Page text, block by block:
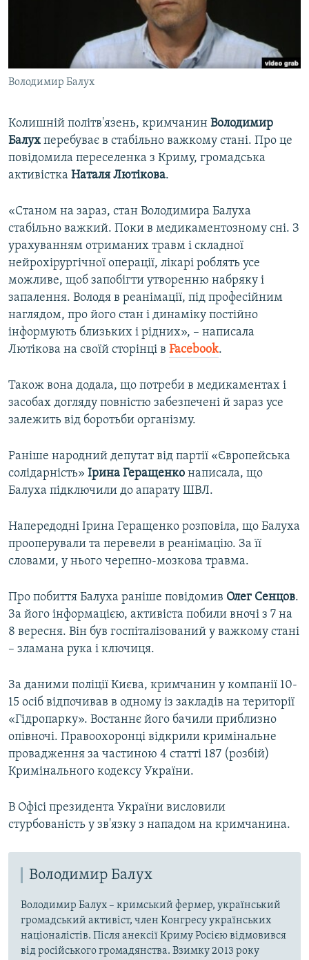
СВІДЧЕННЯ ОКУПАЦІЇ
УКРАЇНСЬКА ПРОБЛЕМА КРИМУ
ІНФОГРАФІКА
ДОЛУЧАЙСЯ!
Усі сайти RFE/RL
Володимир Балух
Колишній політв'язень, кримчанин Володимир
Балух перебуває в стабільно важкому стані. Про це
повідомила переселенка з Криму, громадська
активістка Наталя Лютікова.
«Станом на зараз, стан Володимира Балуха
стабільно важкий. Поки в медикаментозному сні. З
урахуванням отриманих травм і складної
нейрохірургічної операції, лікарі роблять усе
можливе, щоб запобігти утворенню набряку і
запалення. Володя в реанімації, під професійним
наглядом, про його стан і динаміку постійно
інформують близьких і рідних», – написала
Лютікова на своїй сторінці в Facebook.
Також вона додала, що потреби в медикаментах і
засобах догляду повністю забезпечені й зараз усе
залежить від боротьби організму.
Раніше народний депутат від партії «Європейська
солідарність» Ірина Геращенко написала, що
Балуха підключили до апарату ШВЛ.
Напередодні Ірина Геращенко розповіла, що Балуха
прооперували та перевели в реанімацію. За її
словами, у нього черепно-мозкова травма.
Про побиття Балуха раніше повідомив Олег Сенцов.
За його інформацією, активіста побили вночі з 7 на
8 вересня. Він був госпіталізований у важкому стані
– зламана рука і ключиця.
За даними поліції Києва, кримчанин у компанії 10-
15 осіб відпочивав в одному із закладів на території
«Гідропарку». Востаннє його бачили приблизно
опівночі. Правоохоронці відкрили кримінальне
провадження за частиною 4 статті 187 (розбій)
Кримінального кодексу України.
В Офісі президента України висловили
стурбованість у зв'язку з нападом на кримчанина.
Володимир Балух
Володимир Балух – кримський фермер, український
громадський активіст, член Конгресу українських
націоналістів. Після анексії Криму Росією відмовився
від російського громадянства. Взимку 2013 року